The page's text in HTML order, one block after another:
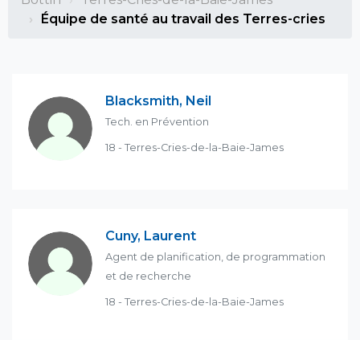
Équipe de santé au travail des Terres-cries
Blacksmith, Neil
Tech. en Prévention
18 - Terres-Cries-de-la-Baie-James
Cuny, Laurent
Agent de planification, de programmation
et de recherche
18 - Terres-Cries-de-la-Baie-James